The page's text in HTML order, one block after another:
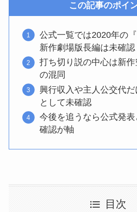
この記事のポイ
公式一覧では2020年の
新作劇場版長編は未確認
打ち切り説の中心は新
の混同
興行収入や主人公交代
として未確認
今後を追うなら公式発
確認が軸
目次